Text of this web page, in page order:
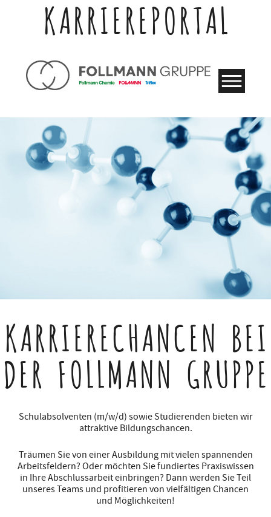
KARRIEREPORTAL
KARRIERECHANCEN BEI
DER FOLLMANN GRUPPE
Schulabsolventen (m/w/d) sowie Studierenden bieten wir
attraktive Bildungschancen.
Träumen Sie von einer Ausbildung mit vielen spannenden
Arbeitsfeldern? Oder möchten Sie fundiertes Praxiswissen
in Ihre Abschlussarbeit einbringen? Dann werden Sie Teil
unseres Teams und profitieren von vielfältigen Chancen
und Möglichkeiten!